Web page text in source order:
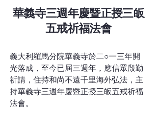
華義寺三週年慶暨正授三皈
五戒祈福法會
義大利羅馬分院華義寺於二○一三年開
光落成，至今已屆三週年，應信眾殷勤
祈請，住持和尚不遠千里海外弘法，主
持華義寺三週年慶暨正授三皈五戒祈福
法會。